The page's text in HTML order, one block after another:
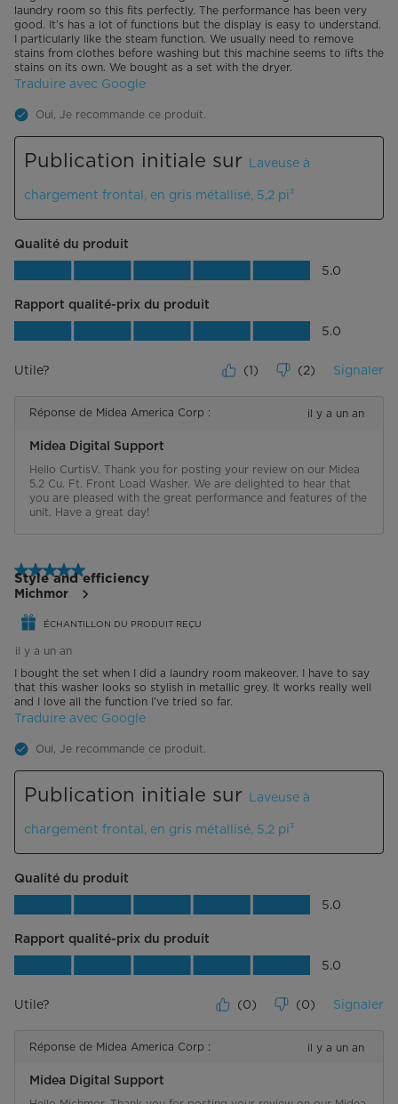
laundry room so this fits perfectly. The performance has been very
good. It’s has a lot of functions but the display is easy to understand.
I particularly like the steam function. We usually need to remove
stains from clothes before washing but this machine seems to lifts the
stains on its own. We bought as a set with the dryer.
Traduire avec Google
Oui, Je recommande ce produit.
Publication initiale sur Laveuse à
chargement frontal, en gris métallisé, 5,2 pi³
Qualité du produit
Qualité du produit, 5.0 sur 5 5.0
Rapport qualité-prix du produit
Rapport qualité-prix du produit, 5.0
5.0
Utile? (1) (2) Signaler
Réponse de Midea America Corp : il y a un an
Midea Digital Support
Hello CurtisV. Thank you for posting your review on our Midea
5.2 Cu. Ft. Front Load Washer. We are delighted to hear that
you are pleased with the great performance and features of the
unit. Have a great day!
5 étoile(s) sur 5.
Style and efficiency
Michmor
ÉCHANTILLON DU PRODUIT REÇU
il y a un an
I bought the set when I did a laundry room makeover. I have to say
that this washer looks so stylish in metallic grey. It works really well
and I love all the function I’ve tried so far.
Traduire avec Google
Oui, Je recommande ce produit.
Publication initiale sur Laveuse à
chargement frontal, en gris métallisé, 5,2 pi³
Qualité du produit
Qualité du produit, 5.0 sur 5 5.0
Rapport qualité-prix du produit
Rapport qualité-prix du produit, 5.0
5.0
Utile? (0) (0) Signaler
Réponse de Midea America Corp : il y a un an
Midea Digital Support